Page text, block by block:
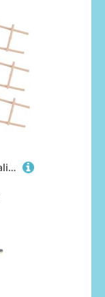
NOLITOY 4 Stück Teiliges Realistische Puppenhaus Leiter mit Feiner Handwerkskunst für DIY Landschaftsdeko und Kleine Hauszubehör Stabile Miniaturstiege für Kreatives und Detailreiche